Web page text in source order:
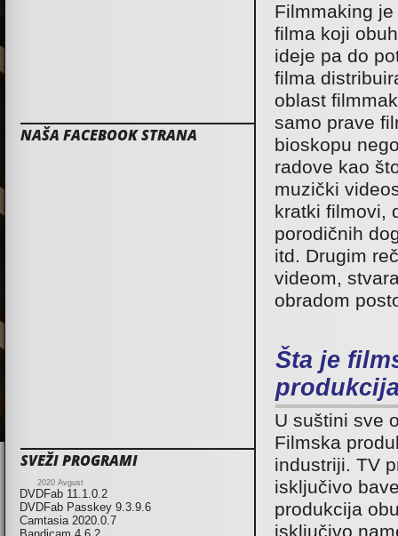
NAŠA FACEBOOK STRANA
SVEŽI PROGRAMI
2020 Avgust
DVDFab 11.1.0.2
DVDFab Passkey 9.3.9.6
Camtasia 2020.0.7
Filmmaking
filma koji
ideje pa do
filma
oblast
samo prave
bioskopu
radove kao
muzički
kratki filmovi,
porodičnih
itd. Drugim
videom,
obradom
Šta je
U suštini sve
Filmska
industriji. TV
isključivo
produkcija
isključivo